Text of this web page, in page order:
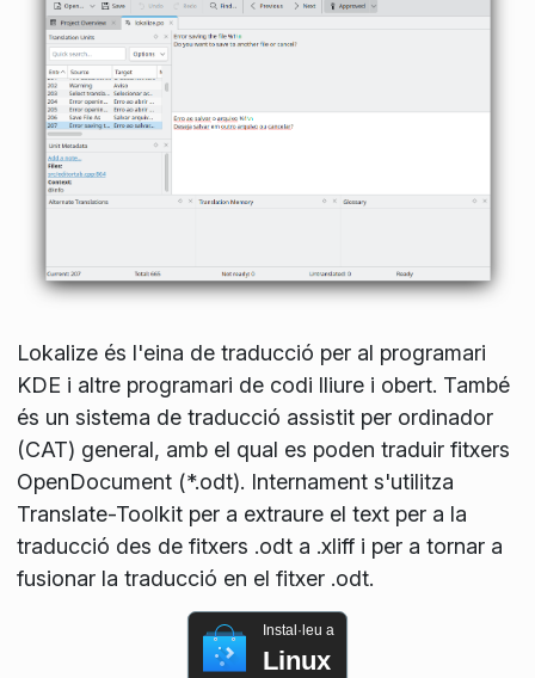
Lokalize és l'eina de traducció per al programari
KDE i altre programari de codi lliure i obert. També
és un sistema de traducció assistit per ordinador
(CAT) general, amb el qual es poden traduir fitxers
OpenDocument (*.odt). Internament s'utilitza
Translate-Toolkit per a extraure el text per a la
traducció des de fitxers .odt a .xliff i per a tornar a
fusionar la traducció en el fitxer .odt.
Instal·leu a
Linux